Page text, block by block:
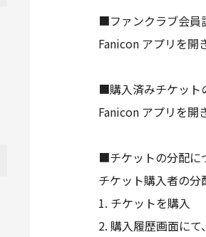
■ファンクラブ会員
Fanicon アプリを開
■購入済みチケット
Fanicon アプリを
■チケットの分配に
チケット購入者の分
1. チケットを購入
2. 購入履歴画面に